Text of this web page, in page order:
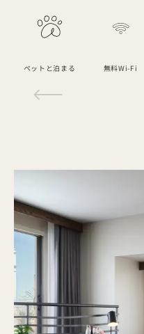
ペットと泊まる 無料Wi-Fi